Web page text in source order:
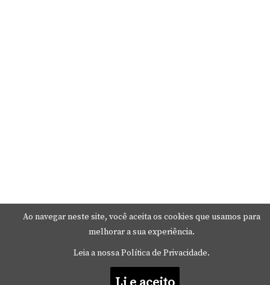
Ao navegar neste site, você aceita os cookies que usamos para
melhorar a sua experiência.
Leia a nossa Política de Privacidade.